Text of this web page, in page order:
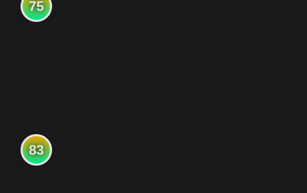
75
83